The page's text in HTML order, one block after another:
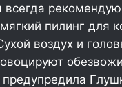
всегда рекомендую
пилинг для
воздух и